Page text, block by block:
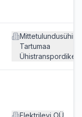
Mittetulundusühing
Tartumaa
Elektrilevi OÜ